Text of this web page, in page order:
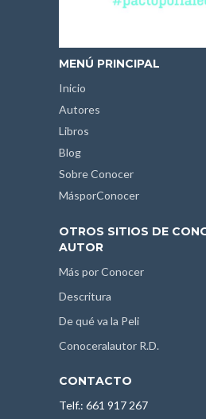
MENÚ PRINCIPAL
Inicio
Autores
Libros
Blog
Sobre Conocer
MásporConocer
OTROS SITIOS DE
AUTOR
Más por Conocer
Descritura
De qué va la Peli
Conoceralautor R.D.
CONTACTO
Telf.: 661 917 267